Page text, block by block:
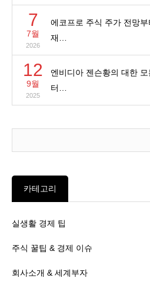
7
7월
2026
에코프로 주식 주가 전망
재…
12
9월
2025
엔비디아 젠슨황의 대한
터…
카테고리
실생활 경제 팁
주식 꿀팁 & 경제 이슈
회사소개 & 세계부자